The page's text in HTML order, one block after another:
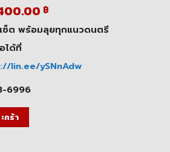
฿.
฿Current
is:
ซ็ต พร้อมลุยทุกแนวดนตรี
ได้ที่
lin.ee/ySNnAdw
6996
ชุดฉาบ Dual Finish | เสียงลึก คมชัด ครบเซ็ต ชิ้น
กร้า